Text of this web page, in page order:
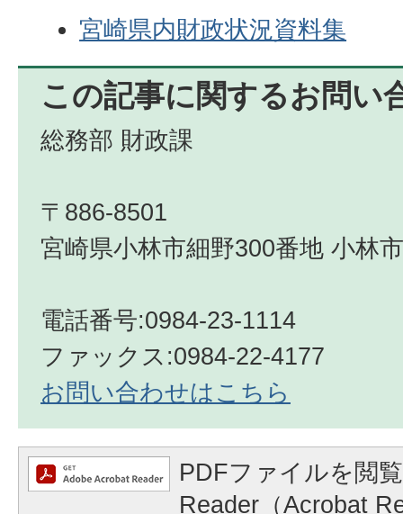
宮崎県内財政状況資料集
この記事に関するお問い
総務部 財政課
〒886-8501
宮崎県小林市細野300番地 小林
電話番号:0984-23-1114
ファックス:0984-22-4177
お問い合わせはこちら
PDFファイルを閲
Reader（Acrobat